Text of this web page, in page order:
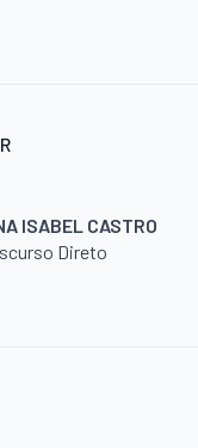
ISABEL CASTRO
Direto